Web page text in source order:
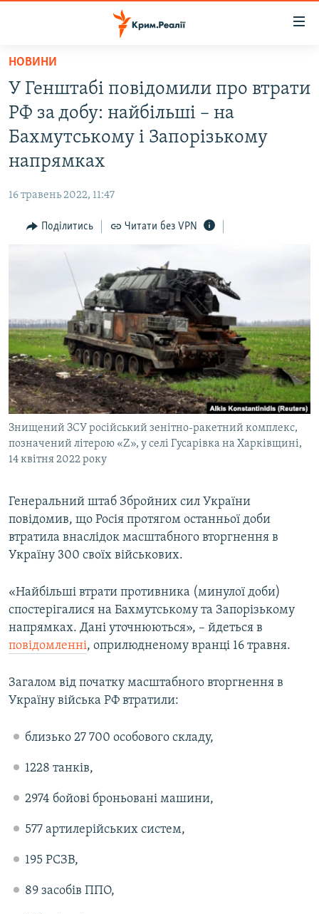
Перейти
основного
матеріалу
Перейти
до
основної
Перейти
пошуку
ВОДА.КРИМ
ВІДЕО ТА ФОТО
ПОГЛЯД
ІНТЕРВ'Ю
ВСЕ ЗА ДЕНЬ
СПЕЦПРОЕКТИ
ВІДЕОУРОКИ «ELIFBE»
СВІДЧЕННЯ ОКУПАЦІЇ
УКРАЇНСЬКА ПРОБЛЕМА КРИМУ
ІНФОГРАФІКА
ЯК ОБІЙТИ БЛОКУВАННЯ
Русский
Qırımtatar
ДОЛУЧАЙСЯ!
НОВИНИ
У Генштабі повідомили про втрати
РФ за добу: найбільші – на
Бахмутському і Запорізькому
напрямках
16 травень 2022, 11:47
Поділитись Читати без VPN
Знищений ЗСУ російський зенітно-ракетний комплекс,
позначений літерою «Z», у селі Гусарівка на Харківщині,
14 квітня 2022 року
Генеральний штаб Збройних сил України
повідомив, що Росія протягом останньої доби
втратила внаслідок масштабного вторгнення в
Україну 300 своїх військових.
«Найбільші втрати противника (минулої доби)
спостерігалися на Бахмутському та Запорізькому
напрямках. Дані уточнюються», – йдеться в
повідомленні, оприлюдненому вранці 16 травня.
Загалом від початку масштабного вторгнення в
Україну війська РФ втратили:
близько 27 700 особового складу,
1228 танків,
2974 бойові броньовані машини,
577 артилерійських систем,
195 РСЗВ,
89 засобів ППО,